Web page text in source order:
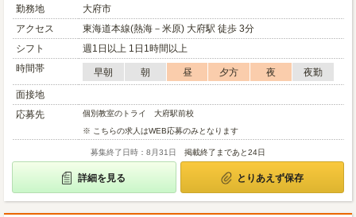
勤務地
大府市
アクセス
東海道本線(熱海－米原) 大府駅 徒歩 3分
シフト
週1日以上 1日1時間以上
時間帯
早朝 朝 昼 夕方 夜
夜勤
面接地
応募先
個別教室のトライ 大府駅前校
※ こちらの求人はWEB応募のみとなります
募集終了日時：8月31日 掲載終了まであと24日
詳細を見る とりあえず保存